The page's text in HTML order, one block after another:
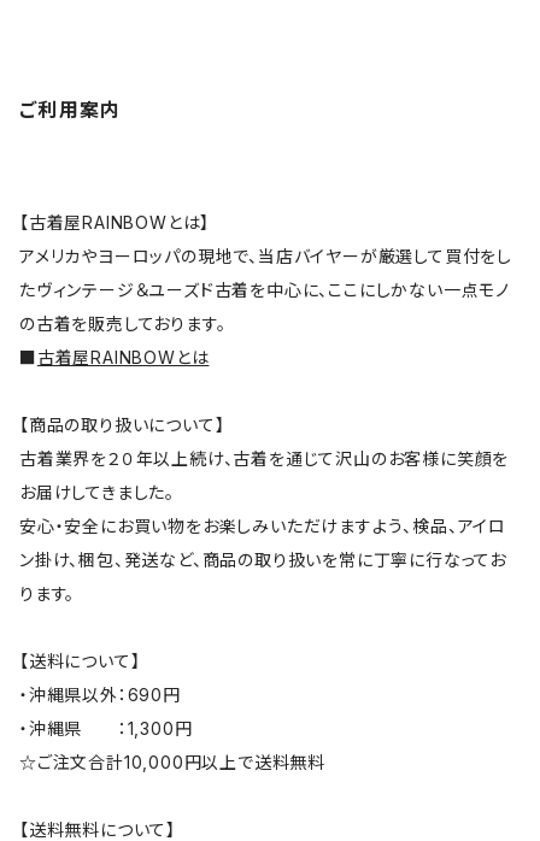
ご利用案内
【古着屋RAINBOWとは】
アメリカやヨーロッパの現地で、当店バイヤーが厳選して買付をし
たヴィンテージ＆ユーズド古着を中心に、ここにしかない一点モノ
の古着を販売しております。
■古着屋RAINBOWとは
【商品の取り扱いについて】
古着業界を２０年以上続け、古着を通じて沢山のお客様に笑顔を
お届けしてきました。
安心・安全にお買い物をお楽しみいただけますよう、検品、アイロ
ン掛け、梱包、発送など、商品の取り扱いを常に丁寧に行なってお
ります。
【送料について】
・沖縄県以外：690円
・沖縄県 ：1,300円
☆ご注文合計10,000円以上で送料無料
【送料無料について】